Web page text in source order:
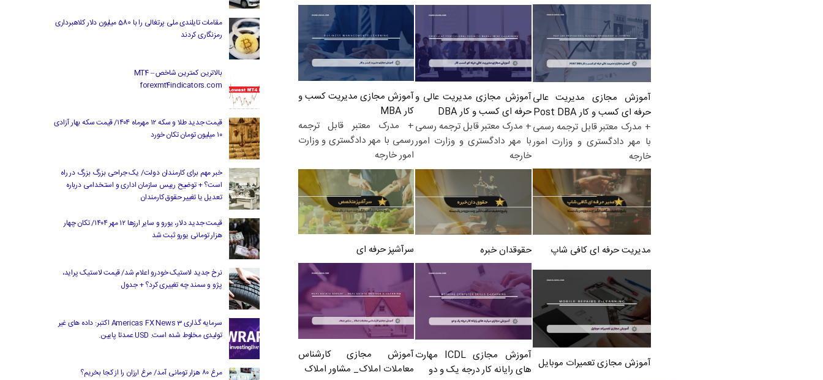
آموزش مجازی مدیریت عالی
حرفه ای کسب و کار Post DBA
+ مدرک معتبر قابل ترجمه رسمی
با مهر دادگستری و وزارت امور
خارجه
آموزش مجازی مدیریت عالی و
حرفه ای کسب و کار DBA
+ مدرک معتبر قابل ترجمه رسمی
با مهر دادگستری و وزارت امور
خارجه
آموزش مجازی مدیریت کسب و
کار MBA
+ مدرک معتبر قابل ترجمه
رسمی با مهر دادگستری و وزارت
امور خارجه
مدیریت حرفه ای کافی شاپ حقوقدان خبره سرآشپز حرفه ای
آموزش مجازی تعمیرات موبایل
آموزش مجازی ICDL مهارت
های رایانه کار درجه یک و دو
آموزش مجازی کارشناس
معاملات املاک_ مشاور املاک
مقامات تایلندی ملی پرتغالی را با 580 میلیون دلار کلاهبرداری
رمزنگاری کردند
بالاترین کمترین شاخص MT4 –
forexmt4indicators.com
قیمت جدید طلا و سکه ۱۲ مهرماه ۱۴۰۴/ قیمت سکه بهار آزادی
۱۰ میلیون تومان تکان خورد
خبر مهم برای کارمندان دولت/ یک جراحی بزرگ بزرگ در راه
است؟ + توضیح رییس سازمان اداری و استخدامی درباره
تعدیل یا تغییر حقوق کارمندان
قیمت جدید دلار، یورو و سایر ارزها ۱۲ مهر ۱۴۰۴/ تکان چهار
هزار تومانی یورو ثبت شد
نرخ جدید لاستیک خودرو اعلام شد/ قیمت لاستیک پراید،
پژو و سمند چه تغییری کرد؟ + جدول
سرمایه گذاری Americas FX News 3 اکتبر: داده های غیر
تولیدی مخلوط شده است. USD عمدتا پایین.
مرغ ۸۰ هزار تومانی آمد/ مرغ ارزان را از کجا بخریم؟